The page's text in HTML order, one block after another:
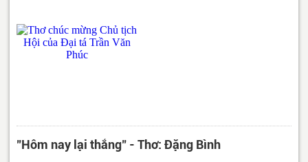
"Hôm nay lại thắng" - Thơ: Đặng Bình